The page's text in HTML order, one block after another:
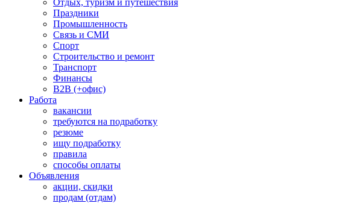
Отдых, туризм и путешествия
Праздники
Промышленность
Связь и СМИ
Спорт
Строительство и ремонт
Транспорт
Финансы
B2B (+офис)
Работа
вакансии
требуются на подработку
резюме
ищу подработку
правила
способы оплаты
Объявления
акции, скидки
продам (отдам)